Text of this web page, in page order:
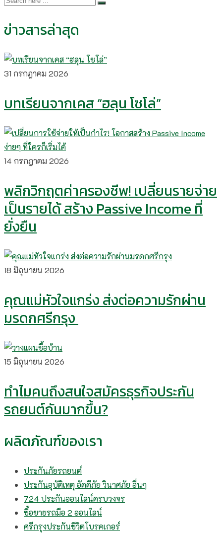
ข่าวสารล่าสุด
31 กรกฎาคม 2026
บทเรียนจากเคส “ฮลุน โซโล่”
14 กรกฎาคม 2026
พลิกวิกฤตค่าครองชีพ! เปลี่ยนรายจ่าย
เป็นรายได้ สร้าง Passive Income ที่
ยั่งยืน
18 มิถุนายน 2026
คุณแม่หัวใจแกร่ง ส่งต่อความรักผ่าน
มรดกศรีกรุง
15 มิถุนายน 2026
ทำไมคนถึงสนใจสมัครธุรกิจประกัน
รถยนต์กันมากขึ้น?
ผลิตภัณฑ์ของเรา
ประกันภัยรถยนต์
ประกันอุบัติเหตุ อัคคีภัย วินาศภัย อื่นๆ
724 ประกันออนไลน์ครบวงจร
ซื้อขายรถมือ 2 ออนไลน์
ศรีกรุงประกันชีวิตโบรคเกอร์